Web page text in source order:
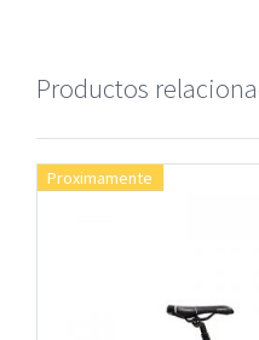
Productos
Proximamente